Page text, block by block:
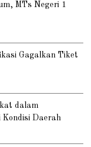
MTs Negeri 1
Gagalkan Tiket
dalam
Daerah